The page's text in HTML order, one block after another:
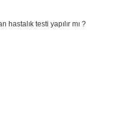
testi yapılır mı ?